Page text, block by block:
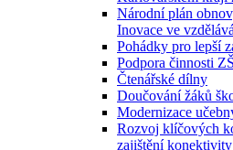
Národní plán
Inovace ve
Pohádky pro lepší
Podpora činnosti
Čtenářské dílny
Doučování žáků
Modernizace
Rozvoj klíčových
zajištění